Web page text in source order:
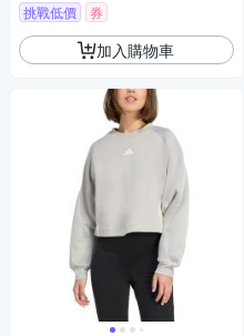
挑戰低價 券
加入購物車